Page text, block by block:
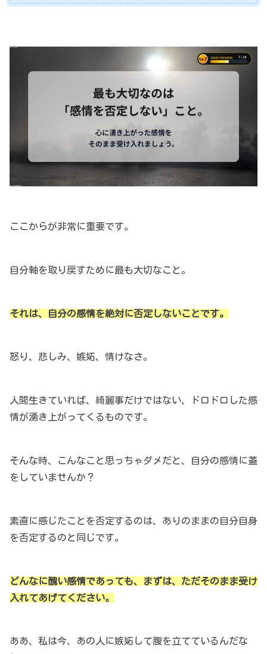
ここからが非常に重要です。
自分軸を取り戻すために最も大切なこと。
それは、自分の感情を絶対に否定しないことです。
怒り、悲しみ、嫉妬、情けなさ。
人間生きていれば、綺麗事だけではない、ドロドロした感
情が湧き上がってくるものです。
そんな時、こんなこと思っちゃダメだと、自分の感情に蓋
をしていませんか？
素直に感じたことを否定するのは、ありのままの自分自身
を否定するのと同じです。
どんなに醜い感情であっても、まずは、ただそのまま受け
入れてあげてください。
ああ、私は今、あの人に嫉妬して腹を立てているんだな